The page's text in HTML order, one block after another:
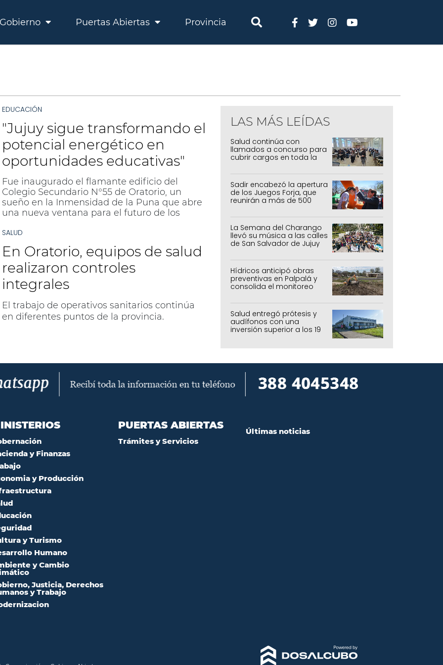
Gobierno Puertas Abiertas Provincia
EDUCACIÓN
"Jujuy sigue transformando el
potencial energético en
oportunidades educativas"
Fue inaugurado el flamante edificio del
Colegio Secundario N°55 de Oratorio, un
sueño en la Inmensidad de la Puna que abre
una nueva ventana para el futuro de los
SALUD
En Oratorio, equipos de salud
realizaron controles
integrales
El trabajo de operativos sanitarios continúa
en diferentes puntos de la provincia.
LAS MÁS LEÍDAS
Salud continúa con
llamados a concurso para
cubrir cargos en toda la
Sadir encabezó la apertura
de los Juegos Forja, que
reunirán a más de 500
La Semana del Charango
llevó su música a las calles
de San Salvador de Jujuy
Hídricos anticipó obras
preventivas en Palpalá y
consolida el monitoreo
Salud entregó prótesis y
audífonos con una
inversión superior a los 19
millones de pesos
y Finanzas
y Producción
y Turismo
Humano
y Cambio
Justicia, Derechos
y Trabajo
PUERTAS ABIERTAS
Trámites y Servicios
Últimas noticias